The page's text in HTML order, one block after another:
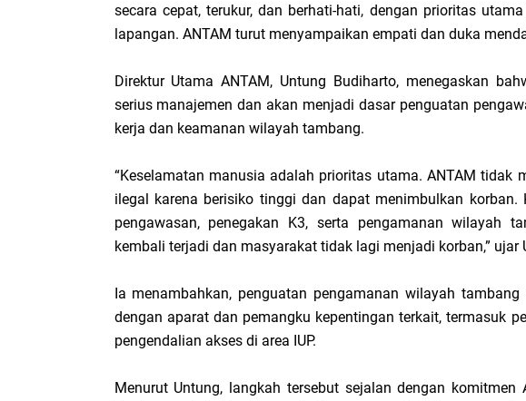
secara cepat, terukur, dan berhati-hati, dengan prioritas
lapangan. ANTAM turut menyampaikan empati dan duka
Direktur Utama ANTAM, Untung Budiharto, menegaskan
serius manajemen dan akan menjadi dasar penguatan
kerja dan keamanan wilayah tambang.
“Keselamatan manusia adalah prioritas utama. ANTAM tidak
ilegal karena berisiko tinggi dan dapat menimbulkan korban.
pengawasan, penegakan K3, serta pengamanan wilayah
kembali terjadi dan masyarakat tidak lagi menjadi korban,” ujar
Ia menambahkan, penguatan pengamanan wilayah
dengan aparat dan pemangku kepentingan terkait, termasuk
pengendalian akses di area IUP.
Menurut Untung, langkah tersebut sejalan dengan komitmen